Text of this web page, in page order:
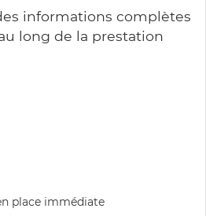
informations complètes
long de la prestation